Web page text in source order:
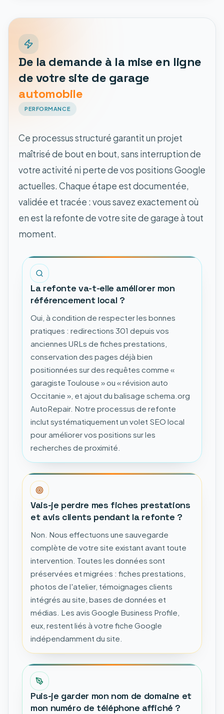
De la demande à la mise en ligne
de votre site de garage
automobile
PERFORMANCE
Ce processus structuré garantit un projet
maîtrisé de bout en bout, sans interruption de
votre activité ni perte de vos positions Google
actuelles. Chaque étape est documentée,
validée et tracée : vous savez exactement où
en est la refonte de votre site de garage à tout
moment.
La refonte va-t-elle améliorer mon
référencement local ?
Oui, à condition de respecter les bonnes
pratiques : redirections 301 depuis vos
anciennes URLs de fiches prestations,
conservation des pages déjà bien
positionnées sur des requêtes comme «
garagiste Toulouse » ou « révision auto
Occitanie », et ajout du balisage schema.org
AutoRepair. Notre processus de refonte
inclut systématiquement un volet SEO local
pour améliorer vos positions sur les
recherches de proximité.
Vais-je perdre mes fiches prestations
et avis clients pendant la refonte ?
Non. Nous effectuons une sauvegarde
complète de votre site existant avant toute
intervention. Toutes les données sont
préservées et migrées : fiches prestations,
photos de l'atelier, témoignages clients
intégrés au site, bases de données et
médias. Les avis Google Business Profile,
eux, restent liés à votre fiche Google
indépendamment du site.
Puis-je garder mon nom de domaine et
mon numéro de téléphone affiché ?